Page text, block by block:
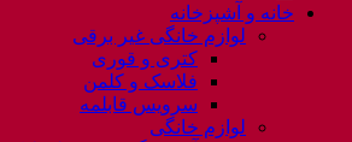
خانه و آشپزخانه
لوازم خانگی غیر برقی
کتری و قوری
فلاسک و کلمن
سرویس قابلمه
لوازم خانگی